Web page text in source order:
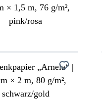
× 1,5 m, 76 g/m²,
pink/rosa
„Arnela“ |
× 2 m, 80 g/m²,
schwarz/gold